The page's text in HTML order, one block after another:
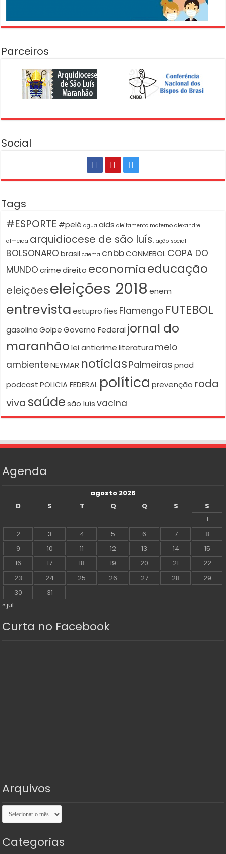
Parceiros
Social
Tags
#ESPORTE #pelé agua aids aleitamento materno alexandre
almeida arquidiocese de são luís. ação social
BOLSONARO brasil caema cnbbCONMEBOLCOPA DO
MUNDO crime direito economiaeducação
eleiçõeseleições 2018 enem
entrevista estupro fies Flamengo FUTEBOL
gasolina Golpe Governo Federal jornal do
maranhão lei anticrime literatura meio
ambienteNEYMAR notícias Palmeiras pnad
podcast POLICIA FEDERAL política prevenção roda
viva saúde são luís vacina
Agenda
agosto 2026
D
S T Q Q S
S
1
2
3 4 5 6 7
8
9
10 11 12 13 14
15
16
17 18 19 20 21
22
23
24 25 26 27 28
29
30
31
« jul
Curta no Facebook
Arquivos
Arquivos
Categorias